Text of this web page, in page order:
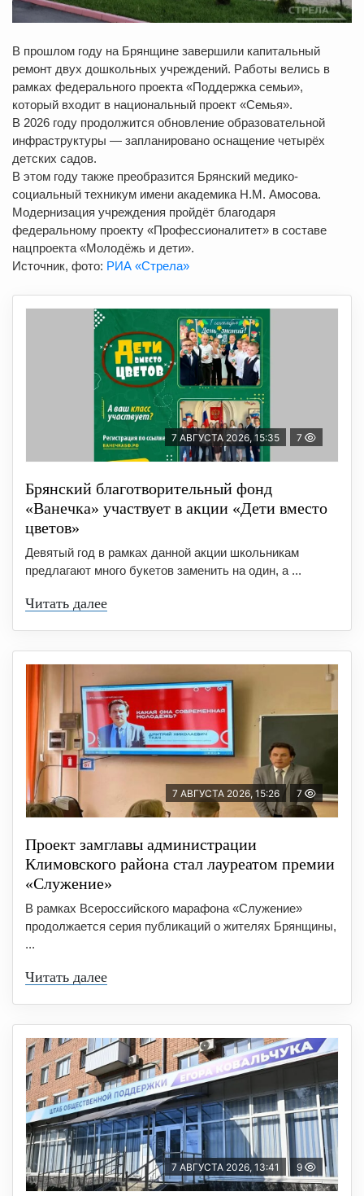
В прошлом году на Брянщине завершили капитальный
ремонт двух дошкольных учреждений. Работы велись в
рамках федерального проекта «Поддержка семьи»,
который входит в национальный проект «Семья».
В 2026 году продолжится обновление образовательной
инфраструктуры — запланировано оснащение четырёх
детских садов.
В этом году также преобразится Брянский медико-
социальный техникум имени академика Н.М. Амосова.
Модернизация учреждения пройдёт благодаря
федеральному проекту «Профессионалитет» в составе
нацпроекта «Молодёжь и дети».
Источник, фото: РИА «Стрела»
7 АВГУСТА 2026, 15:35 7
Брянский благотворительный фонд
«Ванечка» участвует в акции «Дети вместо
цветов»
Девятый год в рамках данной акции школьникам
предлагают много букетов заменить на один, а ...
Читать далее
7 АВГУСТА 2026, 15:26 7
Проект замглавы администрации
Климовского района стал лауреатом премии
«Служение»
В рамках Всероссийского марафона «Служение»
продолжается серия публикаций о жителях Брянщины,
...
Читать далее
7 АВГУСТА 2026, 13:41 9